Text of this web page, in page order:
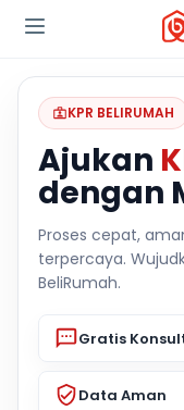
KPR BELIRUMAH
Ajukan
dengan
Proses cepat,
terpercaya.
BeliRumah.
Gratis
Data Aman